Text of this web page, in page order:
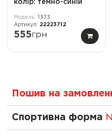
колiр: темно-синій
1373
22223712
555грн
Пошив на
Спортивна форма